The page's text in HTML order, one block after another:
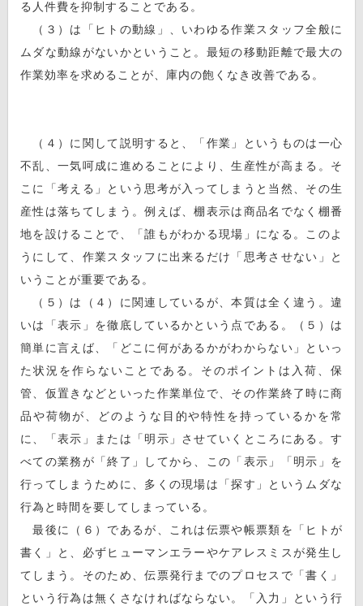
る人件費を抑制することである。
（３）は「ヒトの動線」、いわゆる作業スタッフ全般に
ムダな動線がないかということ。最短の移動距離で最大の
作業効率を求めることが、庫内の飽くなき改善である。
（４）に関して説明すると、「作業」というものは一心
不乱、一気呵成に進めることにより、生産性が高まる。そ
こに「考える」という思考が入ってしまうと当然、その生
産性は落ちてしまう。例えば、棚表示は商品名でなく棚番
地を設けることで、「誰もがわかる現場」になる。このよ
うにして、作業スタッフに出来るだけ「思考させない」と
いうことが重要である。
（５）は（４）に関連しているが、本質は全く違う。違
いは「表示」を徹底しているかという点である。（５）は
簡単に言えば、「どこに何があるかがわからない」といっ
た状況を作らないことである。そのポイントは入荷、保
管、仮置きなどといった作業単位で、その作業終了時に商
品や荷物が、どのような目的や特性を持っているかを常
に、「表示」または「明示」させていくところにある。す
べての業務が「終了」してから、この「表示」「明示」を
行ってしまうために、多くの現場は「探す」というムダな
行為と時間を要してしまっている。
最後に（６）であるが、これは伝票や帳票類を「ヒトが
書く」と、必ずヒューマンエラーやケアレスミスが発生し
てしまう。そのため、伝票発行までのプロセスで「書く」
という行為は無くさなければならない。「入力」という行